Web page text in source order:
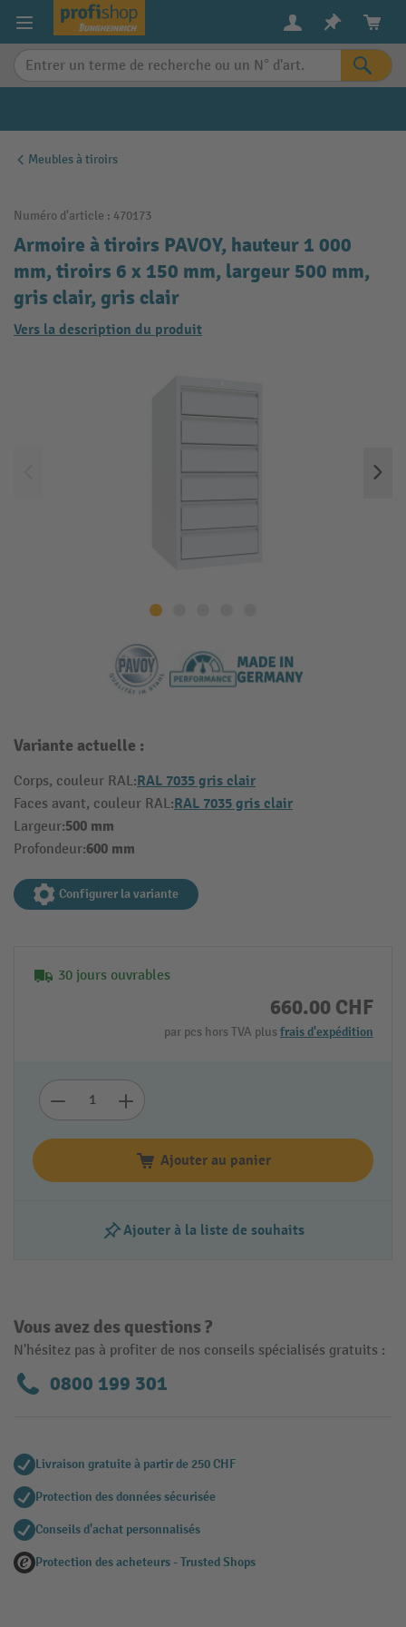
content
Meubles à tiroirs
Numéro d'article : 470173
Armoire à tiroirs PAVOY, hauteur 1 000
mm, tiroirs 6 x 150 mm, largeur 500 mm,
gris clair, gris clair
Vers la description du produit
Variante actuelle :
Corps, couleur RAL:RAL 7035 gris clair
Faces avant, couleur RAL:RAL 7035 gris clair
Largeur:500 mm
Profondeur:600 mm
Configurer la variante
30 jours ouvrables
660.00 CHF
par pcs hors TVA plus frais d'expédition
Ajouter au panier
Ajouter à la liste de souhaits
Vous avez des questions ?
N'hésitez pas à profiter de nos conseils spécialisés gratuits :
0800 199 301
Livraison gratuite à partir de 250 CHF
Protection des données sécurisée
Conseils d'achat personnalisés
Protection des acheteurs - Trusted Shops